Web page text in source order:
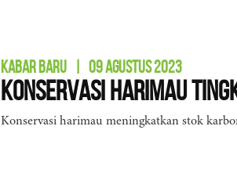
KABAR BARU 09 AGUSTUS 2023
Konservasi Harimau
Konservasi harimau meningkatkan stok